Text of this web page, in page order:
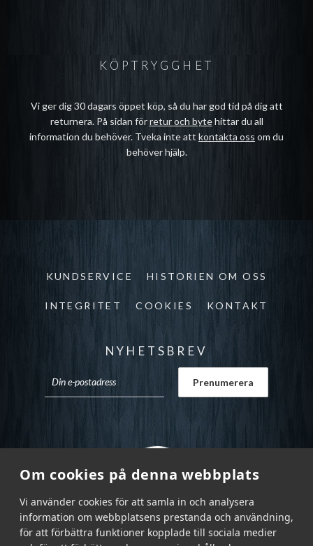
Om cookies på denna webbplats
Vi använder cookies för att samla in och analysera
information om webbplatsens prestanda och användning,
för att förbättra funktioner kopplade till sociala medier
KÖPTRYGGHET
Vi ger dig 30 dagars öppet köp, så du har god tid på dig att
returnera. På sidan förretur och bytehittar du all
information du behöver. Tveka inte att kontakta oss om du
behöver hjälp.
KUNDSERVICE HISTORIEN OM OSS
INTEGRITET COOKIES KONTAKT
NYHETSBREV